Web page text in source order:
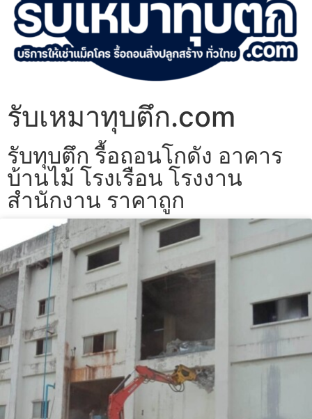
รับเหมาทุบตึก.com
รับทุบตึก รื้อถอนโกดัง อาคาร
บ้านไม้ โรงเรือน โรงงาน
สำนักงาน ราคาถูก